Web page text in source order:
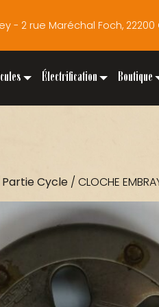
- 2 rue Maréchal Foch,
Électrification Boutique
Partie Cycle / CLOCHE